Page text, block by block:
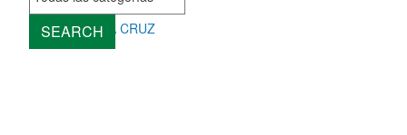
SANTA CRUZ
SEARCH